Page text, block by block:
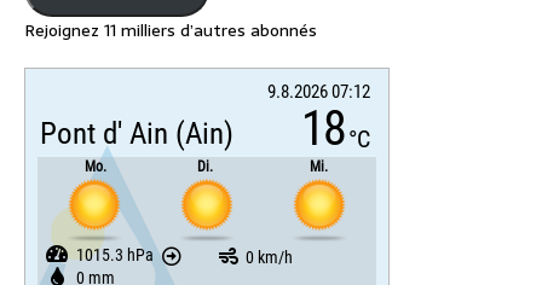
Rejoignez 11 milliers d’autres abonnés